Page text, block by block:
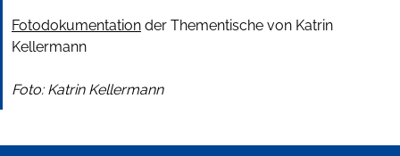
Fotodokumentation der Thementische von Katrin
Kellermann
Foto: Katrin Kellermann